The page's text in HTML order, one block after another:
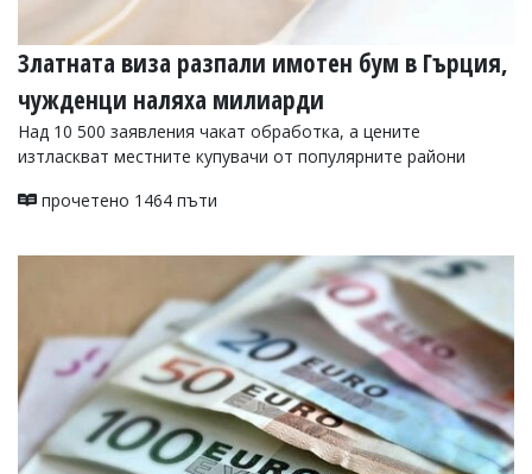
за
вас
коментар,
моля
сигнализирайте
ни!
Златната виза разпали имотен бум в Гърция,
чужденци наляха милиарди
Над 10 500 заявления чакат обработка, а цените
изтласкват местните купувачи от популярните райони
прочетено 1464 пъти